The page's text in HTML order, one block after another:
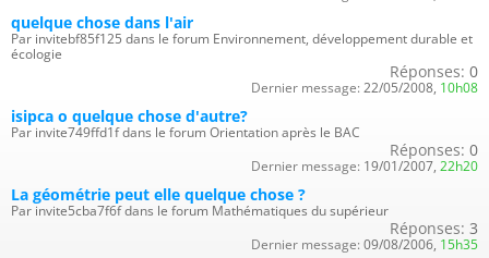
quelque chose dans l'air
Par invitebf85f125 dans le forum Environnement, développement durable et
écologie
Réponses: 0
Dernier message: 22/05/2008, 10h08
isipca o quelque chose d'autre?
Par invite749ffd1f dans le forum Orientation après le BAC
Réponses: 0
Dernier message: 19/01/2007, 22h20
La géométrie peut elle quelque chose ?
Par invite5cba7f6f dans le forum Mathématiques du supérieur
Réponses: 3
Dernier message: 09/08/2006, 15h35